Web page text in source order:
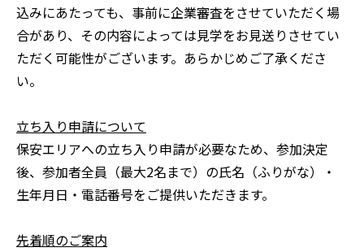
込みにあたっても、事前に企業審査をさせていただく場
合があり、その内容によっては見学をお見送りさせてい
ただく可能性がございます。あらかじめご了承くださ
い。
立ち入り申請について
保安エリアへの立ち入り申請が必要なため、参加決定
後、参加者全員（最大2名まで）の氏名（ふりがな）・
生年月日・電話番号をご提供いただきます。
先着順のご案内